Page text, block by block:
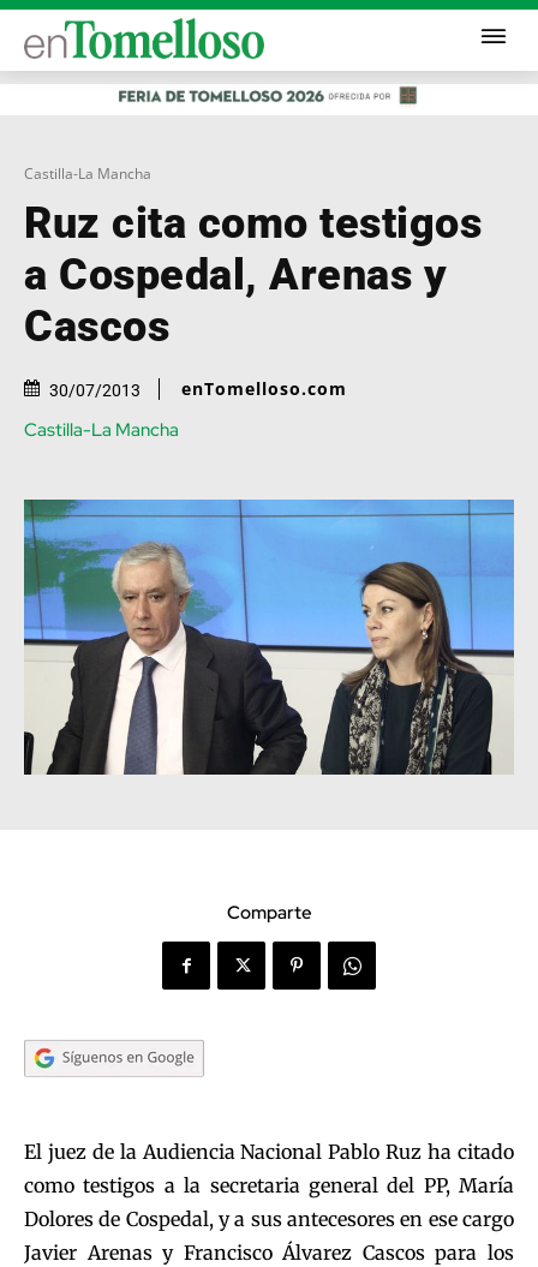
Castilla-La Mancha
Ruz cita como testigos
a Cospedal, Arenas y
Cascos
30/07/2013 enTomelloso.com
Castilla-La Mancha
Comparte
El juez de la Audiencia Nacional Pablo Ruz ha citado
como testigos a la secretaria general del PP, María
Dolores de Cospedal, y a sus antecesores en ese cargo
Javier Arenas y Francisco Álvarez Cascos para los